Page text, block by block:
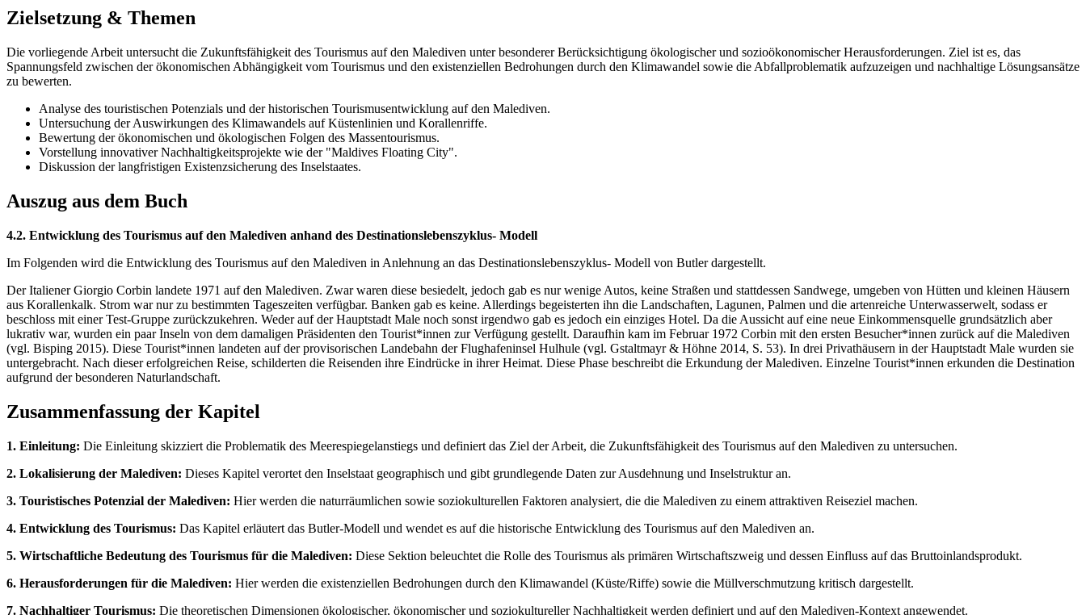
Zielsetzung & Themen
Die vorliegende Arbeit untersucht die Zukunftsfähigkeit des Tourismus auf den Malediven unter besonderer Berücksichtigung ökologischer und sozioökonomischer Herausforderungen. Ziel ist es, das
Spannungsfeld zwischen der ökonomischen Abhängigkeit vom Tourismus und den existenziellen Bedrohungen durch den Klimawandel sowie die Abfallproblematik aufzuzeigen und nachhaltige Lösungsansätze
zu bewerten.
Analyse des touristischen Potenzials und der historischen Tourismusentwicklung auf den Malediven.
Untersuchung der Auswirkungen des Klimawandels auf Küstenlinien und Korallenriffe.
Bewertung der ökonomischen und ökologischen Folgen des Massentourismus.
Vorstellung innovativer Nachhaltigkeitsprojekte wie der "Maldives Floating City".
Diskussion der langfristigen Existenzsicherung des Inselstaates.
Auszug aus dem Buch
4.2. Entwicklung des Tourismus auf den Malediven anhand des Destinationslebenszyklus- Modell
Im Folgenden wird die Entwicklung des Tourismus auf den Malediven in Anlehnung an das Destinationslebenszyklus- Modell von Butler dargestellt.
Der Italiener Giorgio Corbin landete 1971 auf den Malediven. Zwar waren diese besiedelt, jedoch gab es nur wenige Autos, keine Straßen und stattdessen Sandwege, umgeben von Hütten und kleinen Häusern
aus Korallenkalk. Strom war nur zu bestimmten Tageszeiten verfügbar. Banken gab es keine. Allerdings begeisterten ihn die Landschaften, Lagunen, Palmen und die artenreiche Unterwasserwelt, sodass er
beschloss mit einer Test-Gruppe zurückzukehren. Weder auf der Hauptstadt Male noch sonst irgendwo gab es jedoch ein einziges Hotel. Da die Aussicht auf eine neue Einkommensquelle grundsätzlich aber
lukrativ war, wurden ein paar Inseln von dem damaligen Präsidenten den Tourist*innen zur Verfügung gestellt. Daraufhin kam im Februar 1972 Corbin mit den ersten Besucher*innen zurück auf die Malediven
(vgl. Bisping 2015). Diese Tourist*innen landeten auf der provisorischen Landebahn der Flughafeninsel Hulhule (vgl. Gstaltmayr & Höhne 2014, S. 53). In drei Privathäusern in der Hauptstadt Male wurden sie
untergebracht. Nach dieser erfolgreichen Reise, schilderten die Reisenden ihre Eindrücke in ihrer Heimat. Diese Phase beschreibt die Erkundung der Malediven. Einzelne Tourist*innen erkunden die Destination
aufgrund der besonderen Naturlandschaft.
Zusammenfassung der Kapitel
1. Einleitung: Die Einleitung skizziert die Problematik des Meerespiegelanstiegs und definiert das Ziel der Arbeit, die Zukunftsfähigkeit des Tourismus auf den Malediven zu untersuchen.
2. Lokalisierung der Malediven: Dieses Kapitel verortet den Inselstaat geographisch und gibt grundlegende Daten zur Ausdehnung und Inselstruktur an.
3. Touristisches Potenzial der Malediven: Hier werden die naturräumlichen sowie soziokulturellen Faktoren analysiert, die die Malediven zu einem attraktiven Reiseziel machen.
4. Entwicklung des Tourismus: Das Kapitel erläutert das Butler-Modell und wendet es auf die historische Entwicklung des Tourismus auf den Malediven an.
5. Wirtschaftliche Bedeutung des Tourismus für die Malediven: Diese Sektion beleuchtet die Rolle des Tourismus als primären Wirtschaftszweig und dessen Einfluss auf das Bruttoinlandsprodukt.
6. Herausforderungen für die Malediven: Hier werden die existenziellen Bedrohungen durch den Klimawandel (Küste/Riffe) sowie die Müllverschmutzung kritisch dargestellt.
7. Nachhaltiger Tourismus: Die theoretischen Dimensionen ökologischer, ökonomischer und soziokultureller Nachhaltigkeit werden definiert und auf den Malediven-Kontext angewendet.